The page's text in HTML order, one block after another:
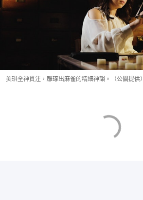
美琪全神貫注，雕琢出麻雀的精細神韻。（公關提供）